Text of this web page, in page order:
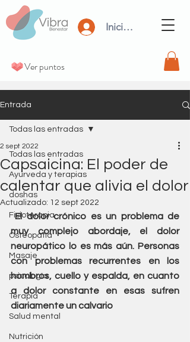
Iniciar Sesión
Ver puntos
Entrada
Todas las entradas
Ayurveda y terapias
doshas
Fisioterapia
Osteopatia
Masaje
psicología
Terapia
Salud mental
Nutrición
Todas las entradas
Capsaicina: El poder de
calentar que alivia el dolor
2 sept 2022
Actualizado: 12 sept 2022
El dolor crónico es un problema de
muy complejo abordaje, el dolor
neuropático lo es más aún. Personas
con problemas recurrentes en los
hombros, cuello y espalda, en cuanto
a dolor constante en esas sufren
diariamente un calvario